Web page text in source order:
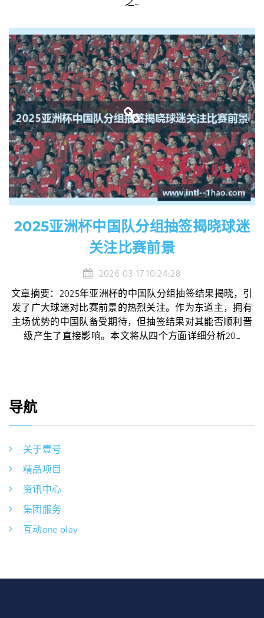
2025亚洲杯中国队分组抽签揭晓球迷
关注比赛前景
2026-03-17 10:24:28
文章摘要：2025年亚洲杯的中国队分组抽签结果揭晓，引
发了广大球迷对比赛前景的热烈关注。作为东道主，拥有
主场优势的中国队备受期待，但抽签结果对其能否顺利晋
级产生了直接影响。本文将从四个方面详细分析20...
导航
关于壹号
精品项目
资讯中心
集团服务
互动one play